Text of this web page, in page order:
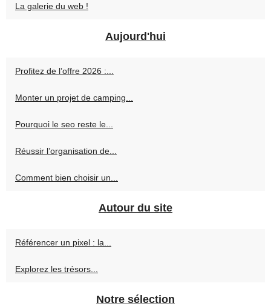
La galerie du web !
Aujourd'hui
Profitez de l’offre 2026 :...
Monter un projet de camping...
Pourquoi le seo reste le...
Réussir l’organisation de...
Comment bien choisir un...
Autour du site
Référencer un pixel : la...
Explorez les trésors...
Notre sélection